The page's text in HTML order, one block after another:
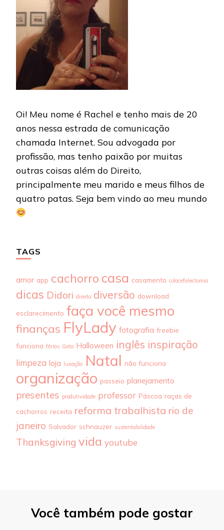
Oi! Meu nome é Rachel e tenho mais de 20
anos nessa estrada de comunicação
chamada Internet. Sou advogada por
profissão, mas tenho paixão por muitas
outras coisas além do Direito,
principalmente meu marido e meus filhos de
quatro patas. Seja bem vindo ao meu mundo
TAGS
amor app cachorro casa casamento colocefalectomia
dicas Didori direito diversão download
esclarecimento faça você mesmo
finanças FlyLady fotografia freebie
funciona férias Gato Halloween inglês inspiração
limpeza loja luxação Natal não funciona
organização passeio planejamento
presentes produtividade professor Páscoa raças de
cachorros receita reforma trabalhista rio de
janeiro Salvador schnauzer sustentabilidade
Thanksgiving vida youtube
Você também pode gostar